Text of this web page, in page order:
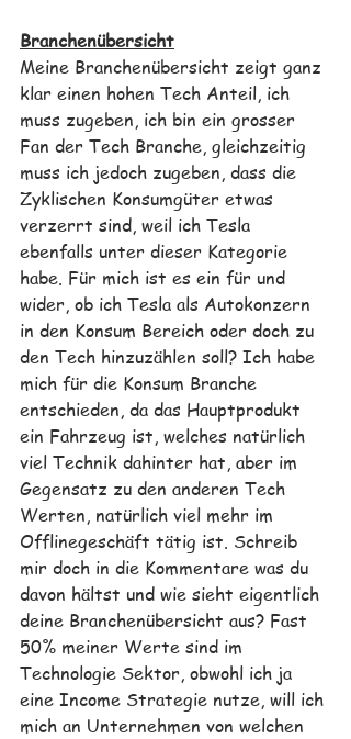
Branchenübersicht
Meine Branchenübersicht zeigt ganz
klar einen hohen Tech Anteil, ich
muss zugeben, ich bin ein grosser
Fan der Tech Branche, gleichzeitig
muss ich jedoch zugeben, dass die
Zyklischen Konsumgüter etwas
verzerrt sind, weil ich Tesla
ebenfalls unter dieser Kategorie
habe. Für mich ist es ein für und
wider, ob ich Tesla als Autokonzern
in den Konsum Bereich oder doch zu
den Tech hinzuzählen soll? Ich habe
mich für die Konsum Branche
entschieden, da das Hauptprodukt
ein Fahrzeug ist, welches natürlich
viel Technik dahinter hat, aber im
Gegensatz zu den anderen Tech
Werten, natürlich viel mehr im
Offlinegeschäft tätig ist. Schreib
mir doch in die Kommentare was du
davon hältst und wie sieht eigentlich
deine Branchenübersicht aus? Fast
50% meiner Werte sind im
Technologie Sektor, obwohl ich ja
eine Income Strategie nutze, will ich
mich an Unternehmen von welchen